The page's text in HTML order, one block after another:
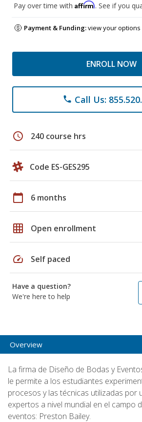
Pay over time with Affirm. See if you
Payment & Funding:view your options
ENROLL NOW
phone Call Us:
schedule 240 course hrs
Code ES-GES295
calendar_today 6 months
grid_on Open enrollment
speed Self paced
Have a question?
We're here to help
Overview
La firma de Diseño de Bodas y
le permite a los estudiantes
procesos y las técnicas utilizadas por
expertos a nivel mundial en el campo
eventos: Preston Bailey.